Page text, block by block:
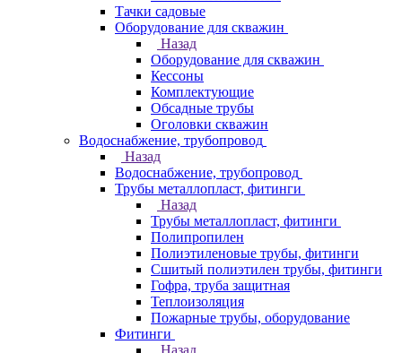
Тачки садовые
Оборудование для скважин
Назад
Оборудование для скважин
Кессоны
Комплектующие
Обсадные трубы
Оголовки скважин
Водоснабжение, трубопровод
Назад
Водоснабжение, трубопровод
Трубы металлопласт, фитинги
Назад
Трубы металлопласт, фитинги
Полипропилен
Полиэтиленовые трубы, фитинги
Сшитый полиэтилен трубы, фитинги
Гофра, труба защитная
Теплоизоляция
Пожарные трубы, оборудование
Фитинги
Назад